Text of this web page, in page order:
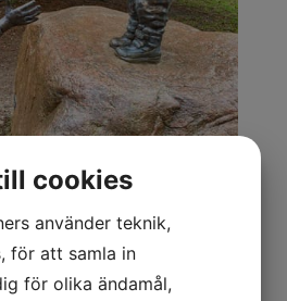
cookies
använder teknik,
för att samla in
för olika ändamål,